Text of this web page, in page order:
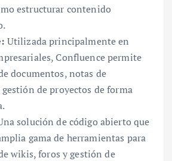
estructurar contenido
Utilizada principalmente en
Confluence permite
documentos, notas de
de proyectos de forma
solución de código abierto que
gama de herramientas para
wikis, foros y gestión de